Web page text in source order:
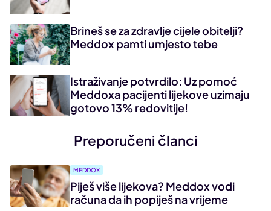
Brineš se za zdravlje cijele obitelji?
Meddox pamti umjesto tebe
Istraživanje potvrdilo: Uz pomoć
Meddoxa pacijenti lijekove uzimaju
gotovo 13% redovitije!
Preporučeni članci
MEDDOX
Piješ više lijekova? Meddox vodi
računa da ih popiješ na vrijeme